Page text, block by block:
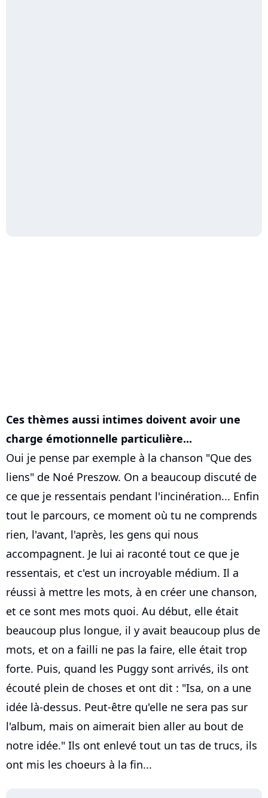
Ces thèmes aussi intimes doivent avoir une
charge émotionnelle particulière...
Oui je pense par exemple à la chanson "Que des
liens" de Noé Preszow. On a beaucoup discuté de
ce que je ressentais pendant l'incinération... Enfin
tout le parcours, ce moment où tu ne comprends
rien, l'avant, l'après, les gens qui nous
accompagnent. Je lui ai raconté tout ce que je
ressentais, et c'est un incroyable médium. Il a
réussi à mettre les mots, à en créer une chanson,
et ce sont mes mots quoi. Au début, elle était
beaucoup plus longue, il y avait beaucoup plus de
mots, et on a failli ne pas la faire, elle était trop
forte. Puis, quand les Puggy sont arrivés, ils ont
écouté plein de choses et ont dit : "Isa, on a une
idée là-dessus. Peut-être qu'elle ne sera pas sur
l'album, mais on aimerait bien aller au bout de
notre idée." Ils ont enlevé tout un tas de trucs, ils
ont mis les choeurs à la fin...